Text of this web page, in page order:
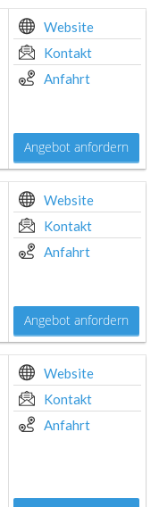
Website
Kontakt
Anfahrt
Angebot anfordern
Website
Kontakt
Anfahrt
Angebot anfordern
Website
Kontakt
Anfahrt